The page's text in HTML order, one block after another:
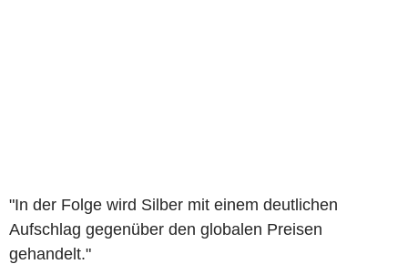
"In der Folge wird Silber mit einem deutlichen
Aufschlag gegenüber den globalen Preisen
gehandelt."